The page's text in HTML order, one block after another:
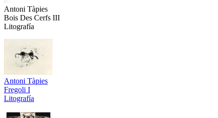
Antoni Tàpies
Bois Des Cerfs III
Litografía
Antoni Tàpies
Fregoli I
Litografía